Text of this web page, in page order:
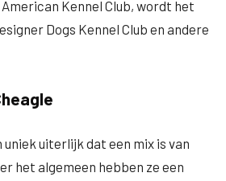
Kennel Club, wordt het
Dogs Kennel Club en andere
uniek uiterlijk dat een mix is van
het algemeen hebben ze een